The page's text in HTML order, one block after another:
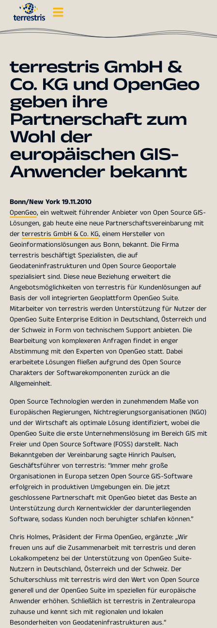
terrestris GmbH &
Co. KG und OpenGeo
geben ihre
Partnerschaft zum
Wohl der
europäischen GIS-
Anwender bekannt
Bonn/New York 19.11.2010
OpenGeo, ein weltweit führender Anbieter von Open Source GIS-
Lösungen, gab heute eine neue Partnerschaftsvereinbarung mit
derterrestris GmbH & Co. KG, einem Hersteller von
Geoinformationslösungen aus Bonn, bekannt. Die Firma
terrestris beschäftigt Spezialisten, die auf
Geodateninfrastrukturen und Open Source Geoportale
spezialisiert sind. Diese neue Beziehung erweitert die
Angebotsmöglichkeiten von terrestris für Kundenlösungen auf
Basis der voll integrierten Geoplattform OpenGeo Suite.
Mitarbeiter von terrestris werden Unterstützung für Nutzer der
OpenGeo Suite Enterprise Edition in Deutschland, Österreich und
der Schweiz in Form von technischem Support anbieten. Die
Bearbeitung von komplexeren Anfragen findet in enger
Abstimmung mit den Experten von OpenGeo statt. Dabei
erarbeitete Lösungen fließen aufgrund des Open Source
Charakters der Softwarekomponenten zurück an die
Allgemeinheit.
Open Source Technologien werden in zunehmendem Maße von
Europäischen Regierungen, Nichtregierungsorganisationen (NGO)
und der Wirtschaft als optimale Lösung identifiziert, wobei die
OpenGeo Suite die erste Unternehmenslösung im Bereich GIS mit
Freier und Open Source Software (FOSS) darstellt. Nach
Bekanntgeben der Vereinbarung sagte Hinrich Paulsen,
Geschäftsführer von terrestris: “Immer mehr große
Organisationen in Europa setzen Open Source GIS-Software
erfolgreich in produktiven Umgebungen ein. Die jetzt
geschlossene Partnerschaft mit OpenGeo bietet das Beste an
Unterstützung durch Kernentwickler der darunterliegenden
Software, sodass Kunden noch beruhigter schlafen können.”
Chris Holmes, Präsident der Firma OpenGeo, ergänzte: „Wir
freuen uns auf die Zusammenarbeit mit terrestris und deren
Lokalkompetenz bei der Unterstützung von OpenGeo Suite-
Nutzern in Deutschland, Österreich und der Schweiz. Der
Schulterschluss mit terrestris wird den Wert von Open Source
generell und der OpenGeo Suite im speziellen für europäische
Anwender erhöhen. Schließlich ist terrestris in Zentraleuropa
zuhause und kennt sich mit regionalen und lokalen
Besonderheiten von Geodateninfrastrukturen aus.“